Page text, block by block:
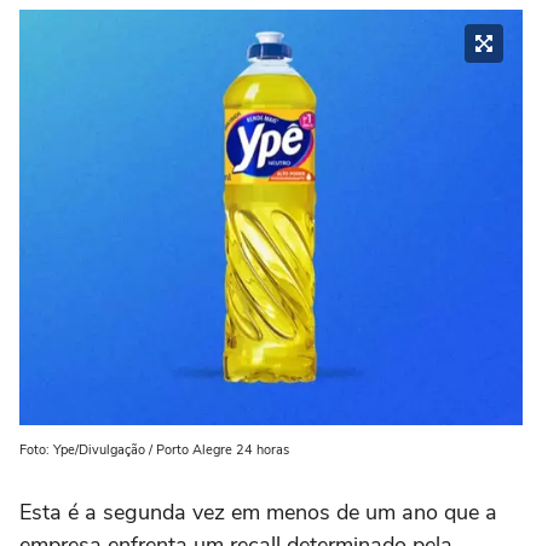
Foto: Ype/Divulgação / Porto Alegre 24 horas
Esta é a segunda vez em menos de um ano que a